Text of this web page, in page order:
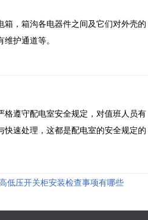
，箱沟各电器件之间及它们对外壳的
护通道等。
格遵守配电室安全规定，对值班人员有
速处理，这都是配电室的安全规定的
低压开关柜安装检查事项有哪些